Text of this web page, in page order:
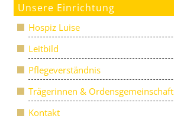
Unsere Einrichtung
Hospiz Luise
Leitbild
Pflegeverständnis
Trägerinnen & Ordensgemeinschaft
Kontakt